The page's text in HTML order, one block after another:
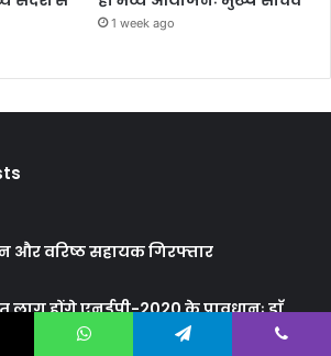
1 week ago
और वरिष्ठ सहायक गिरफ्तार
लागू होंगे एनईपी-2020 के प्रावधानः डाॅ.